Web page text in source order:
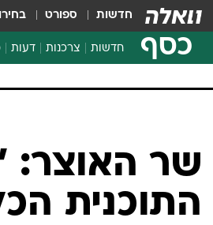
חדשות ספורט
כסף חדשות צרכנות
צרכנות פיננסית
דעות
שר האוצר:
התוכנית